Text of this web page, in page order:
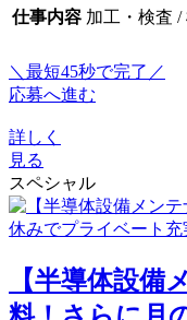
仕事内容 加工・検査 /
＼最短45秒で完了／
応募へ進む
詳しく
見る
スペシャル
【半導体設備